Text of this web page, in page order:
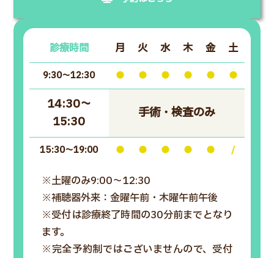
診療時間 月 火 水 木 金 土
9:30～12:30 ● ● ● ● ● ●
14:30～
15:30
手術・検査のみ
15:30～19:00 ● ● ● ● ● /
※土曜のみ9:00～12:30
※補聴器外来：金曜午前・木曜午前午後
※受付は診療終了時間の30分前までとなり
ます。
※完全予約制ではございませんので、受付